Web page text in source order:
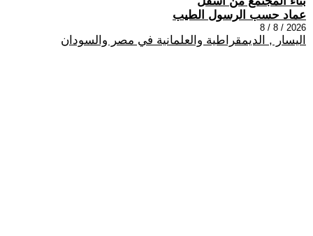
عماد حسب الرسول الطيب
2026 / 8 / 8
اليسار , الديمقراطية والعلمانية في مصر والسودان